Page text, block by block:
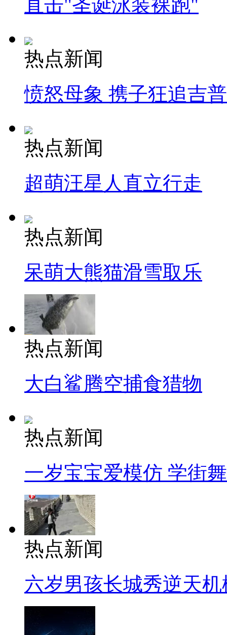
直击"圣诞泳装裸跑"
热点新闻
愤怒母象 携子狂追吉
热点新闻
超萌汪星人直立行走
热点新闻
呆萌大熊猫滑雪取乐
热点新闻
大白鲨腾空捕食猎物
热点新闻
一岁宝宝爱模仿 学街
热点新闻
六岁男孩长城秀逆天机